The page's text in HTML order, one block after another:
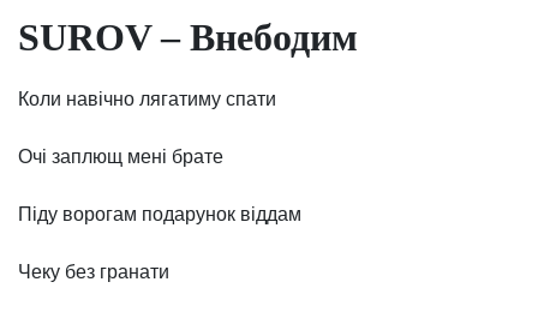
SUROV – Внебодим
Коли навічно лягатиму спати
Очі заплющ мені брате
Піду ворогам подарунок віддам
Чеку без гранати